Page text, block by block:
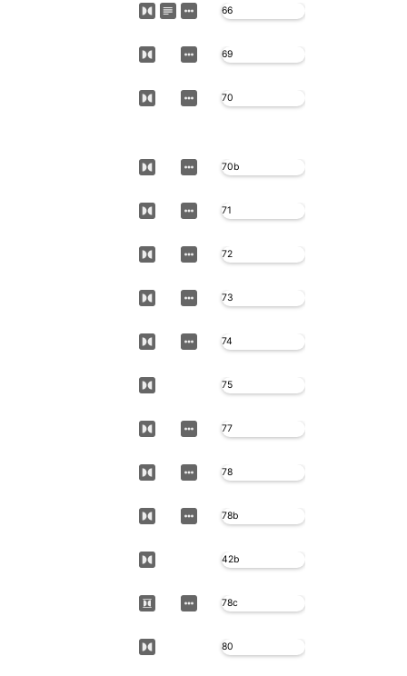
66
69
70
70b
71
72
73
74
75
77
78
78b
42b
78c
80